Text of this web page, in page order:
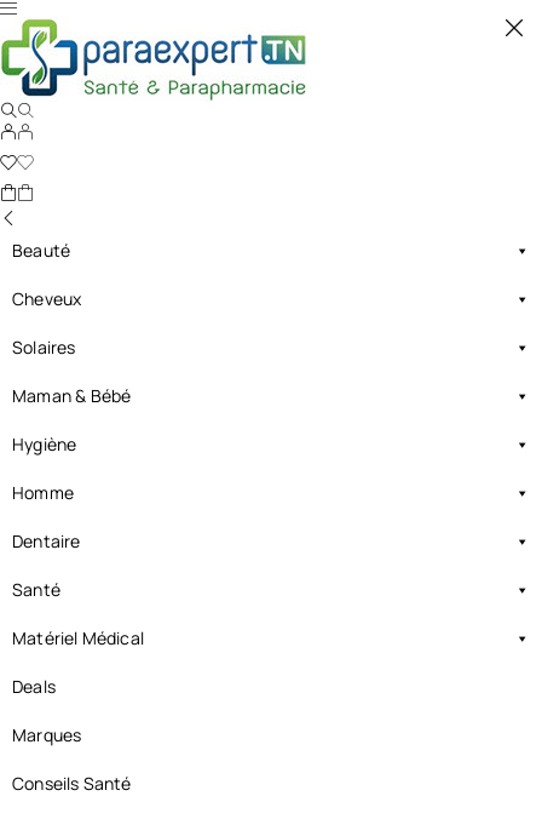
Beauté
Cheveux
Solaires
Maman & Bébé
Hygiène
Homme
Dentaire
Santé
Matériel Médical
Deals
Marques
Conseils Santé